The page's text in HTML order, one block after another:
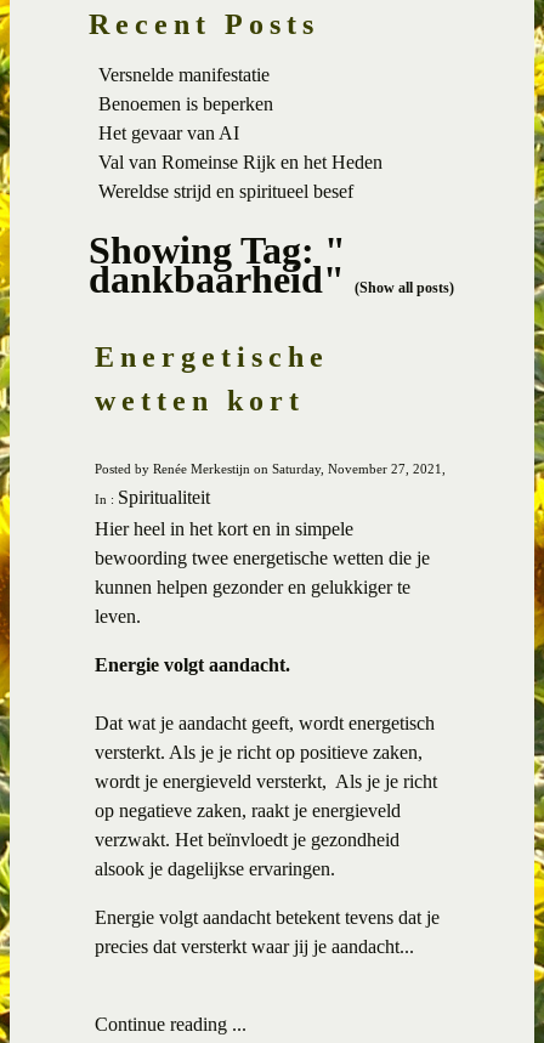
Recent Posts
Versnelde manifestatie
Benoemen is beperken
Het gevaar van AI
Val van Romeinse Rijk en het Heden
Wereldse strijd en spiritueel besef
Showing Tag: "
dankbaarheid" (Show all posts)
Energetische
wetten kort
Posted by Renée Merkestijn on Saturday, November 27, 2021,
In : Spiritualiteit
Hier heel in het kort en in simpele
bewoording twee energetische wetten die je
kunnen helpen gezonder en gelukkiger te
leven.
Energie volgt aandacht.
Dat wat je aandacht geeft, wordt energetisch
versterkt. Als je je richt op positieve zaken,
wordt je energieveld versterkt, Als je je richt
op negatieve zaken, raakt je energieveld
verzwakt. Het beïnvloedt je gezondheid
alsook je dagelijkse ervaringen.
Energie volgt aandacht betekent tevens dat je
precies dat versterkt waar jij je aandacht...
Continue reading ...